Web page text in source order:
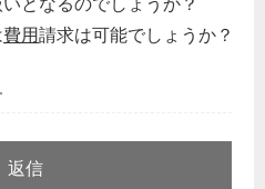
費用請求は可能でしょうか？
返信